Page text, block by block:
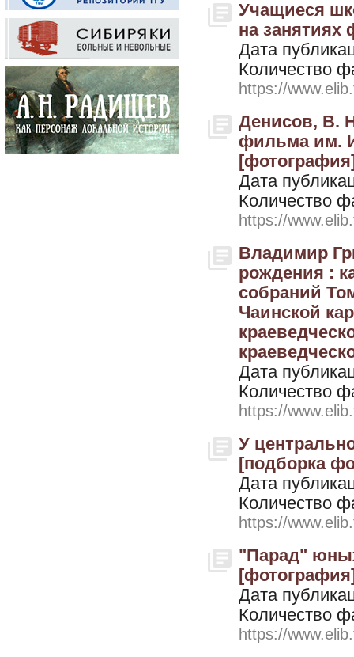
Учащиеся
на занятиях
Дата
Количество
https://
Денисов, В.
фильма им.
Дата
Количество
https://
Владимир
рождения :
собраний
Чаинской
Дата
Количество
https://
У
[подборка
Дата
Количество
https://
"Парад"
Дата
Количество
https://